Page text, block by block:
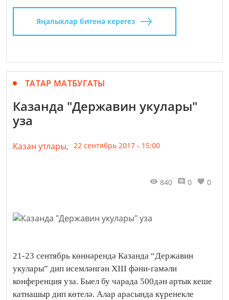
Яңалыклар битенә керегез
ТАТАР МАТБУГАТЫ
Казанда "Державин укулары"
уза
Казан утлары, 22 сентябрь 2017 - 15:00
840 0 0
21-23 сентябрь көннәрендә Казанда “Державин
укулары” дип исемләнгән XIII фәни-гамәли
конференция уза. Быел бу чарада 500дән артык кеше
катнашыр дип көтелә. Алар арасында күренекле